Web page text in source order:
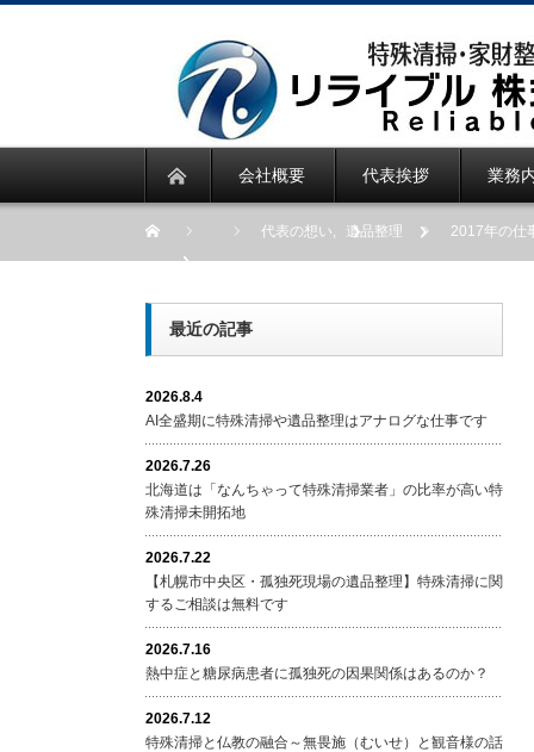
会社概要 代表挨拶 業務
代表の想い, 遺品整理 2017年の仕
最近の記事
2026.8.4
AI全盛期に特殊清掃や遺品整理はアナログな仕事です
2026.7.26
北海道は「なんちゃって特殊清掃業者」の比率が高い特
殊清掃未開拓地
2026.7.22
【札幌市中央区・孤独死現場の遺品整理】特殊清掃に関
するご相談は無料です
2026.7.16
熱中症と糖尿病患者に孤独死の因果関係はあるのか？
2026.7.12
特殊清掃と仏教の融合～無畏施（むいせ）と観音様の話